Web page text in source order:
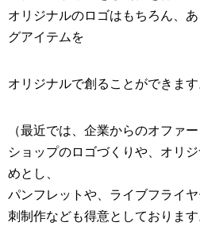
オリジナルのロゴはもちろん、
グアイテム を
オリジナルで創ることができます
（最近では、企業からのオファ
ショップのロゴづくりや、オリ
めとし、
パンフレットや、ライブフライ
刺制作なども得意としております